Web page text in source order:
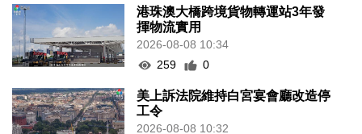
港珠澳大橋跨境貨物轉運站3年發
揮物流實用
2026-08-08 10:34
259
0
美上訴法院維持白宮宴會廳改造停
工令
2026-08-08 10:32